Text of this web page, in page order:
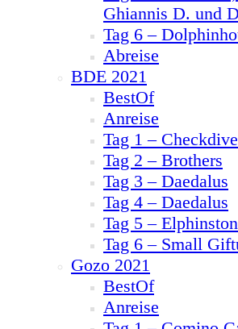
Ghiannis D. und
Tag 6 –
Abreise
BDE 2021
BestOf
Anreise
Tag 1 –
Tag 2 – Brothers
Tag 3 – Daedalus
Tag 4 – Daedalus
Tag 5 –
Tag 6 – Small
Gozo 2021
BestOf
Anreise